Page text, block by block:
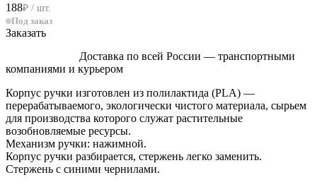
188₽ / шт.
Под заказ
Заказать
Доставка по всей России — транспортными
компаниями и курьером
Корпус ручки изготовлен из полилактида (PLA) —
перерабатываемого, экологически чистого материала, сырьем
для производства которого служат растительные
возобновляемые ресурсы.
Механизм ручки: нажимной.
Корпус ручки разбирается, стержень легко заменить.
Стержень с синими чернилами.